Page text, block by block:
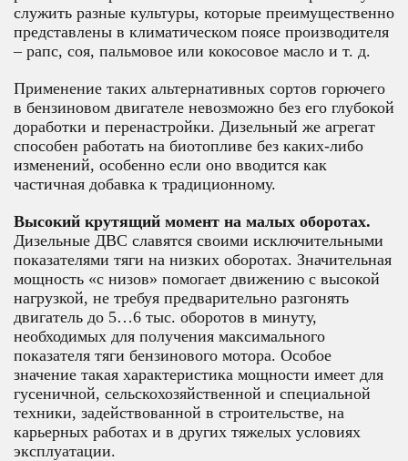
служить разные культуры, которые преимущественно
представлены в климатическом поясе производителя
– рапс, соя, пальмовое или кокосовое масло и т. д.
Применение таких альтернативных сортов горючего
в бензиновом двигателе невозможно без его глубокой
доработки и перенастройки. Дизельный же агрегат
способен работать на биотопливе без каких-либо
изменений, особенно если оно вводится как
частичная добавка к традиционному.
Высокий крутящий момент на малых оборотах.
Дизельные ДВС славятся своими исключительными
показателями тяги на низких оборотах. Значительная
мощность «с низов» помогает движению с высокой
нагрузкой, не требуя предварительно разгонять
двигатель до 5…6 тыс. оборотов в минуту,
необходимых для получения максимального
показателя тяги бензинового мотора. Особое
значение такая характеристика мощности имеет для
гусеничной, сельскохозяйственной и специальной
техники, задействованной в строительстве, на
карьерных работах и в других тяжелых условиях
эксплуатации.